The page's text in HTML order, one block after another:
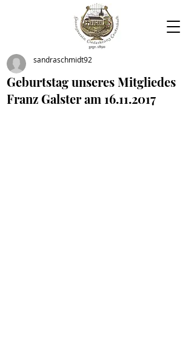
Geburtstag unseres Mitgliedes
Franz Galster am 16.11.2017
sandraschmidt92